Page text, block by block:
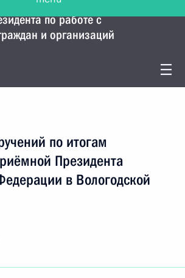
по работе с
и организаций
по итогам
Президента
в Вологодской